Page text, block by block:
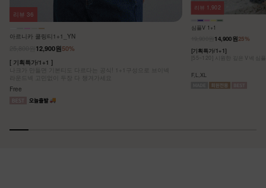
아르니카 쿨링티1+1_YN
50%
12,900원
[ 기획특가/1+1 ]
나크가 만들면 기본티도 다르다는 공식! 1+1구성으로 브이넥
라운드넥 고민없이 두장 다 챙겨가세요
Free
리뷰 36
심플V 1+1
25%
14,900원
[기획특가/1+1]
[55~120] 시원한 깊은 V넥 심
F,L,XL
리뷰 1,902